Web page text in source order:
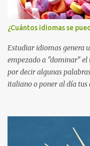
¿Cuántos idiomas se
Estudiar idiomas genera
empezado a "dominar" el
por decir algunas
italiano o poner al día tus
empecemos a reducir el
hagamos una montaña